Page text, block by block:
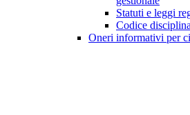
Statuti e leggi
Codice
Oneri informativi per